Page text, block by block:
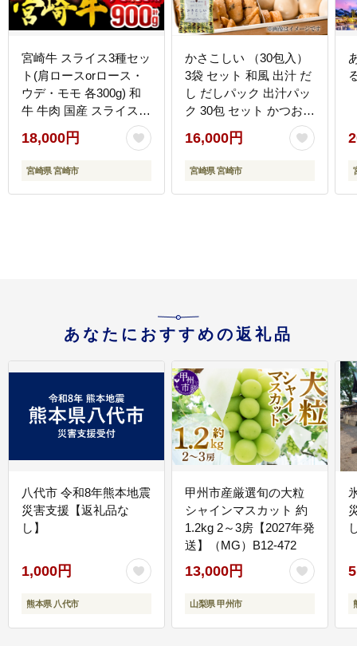
宮崎牛 スライス3種セッ
ト(肩ロースorロース・
ウデ・モモ 各300g) 和
牛 牛肉 国産 スライス
すき焼き しゃぶしゃぶ
BBQ セット 食べ比べ
贈り物 ギフト 冷凍 おす
18,000円
宮崎県 宮崎市
かさこしい （30包入）
3袋 セット 和風 出汁 だ
し だしパック 出汁パッ
ク 30包 セット かつお
さば節 こんぶ しいたけ
ティーパックタイプ 和
食 おでん 煮物 炊き込み
漬け おにぎり 炒め物 チ
16,000円
宮崎県 宮崎市
あなたにおすすめの返礼品
八代市 令和8年熊本地震
災害支援【返礼品な
し】
1,000円
熊本県 八代市
甲州市産厳選旬の大粒
シャインマスカット 約
1.2kg 2～3房【2027年発
送】（MG）B12-472
13,000円
山梨県 甲州市